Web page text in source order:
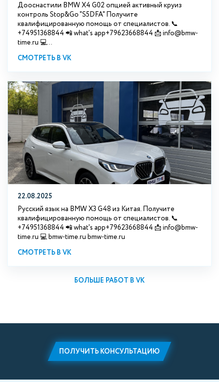
Дооснастили BMW X4 G02 опцией активный круиз
контроль Stop&Go "S5DFA" Получите
квалифицированную помощь от специалистов. 📞
+74951368844 📲 what's app+79623668844 📩 info@bmw-
time.ru 💻...
СМОТРЕТЬ В VK
22.08.2025
Русский язык на BMW X3 G48 из Китая. Получите
квалифицированную помощь от специалистов. 📞
+74951368844 📲 what's app+79623668844 📩 info@bmw-
time.ru 💻 bmw-time.ru bmw-time.ru
СМОТРЕТЬ В VK
БОЛЬШЕ РАБОТ В VK
ПОЛУЧИТЬ КОНСУЛЬТАЦИЮ